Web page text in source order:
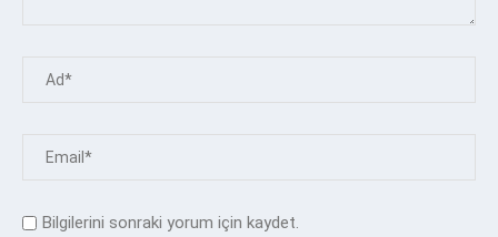
Bilgilerini sonraki yorum için kaydet.